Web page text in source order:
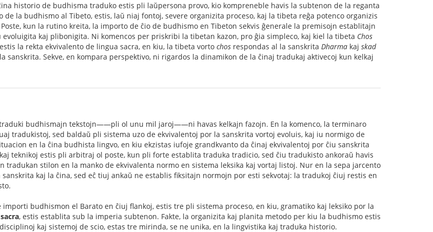
historio de budhisma traduko estis pli laŭpersona provo, kio kompreneble havis la subtenon de la reganta
de la budhismo al Tibeto, estis, laŭ niaj fontoj, severe organizita proceso, kaj la tibeta reĝa potenco organizis
kun la rutino kreita, la importo de ĉio de budhismo en Tibeton sekvis ĝenerale la premisojn establitajn
evoluigita kaj plibonigita. Ni komencos per priskribi la tibetan kazon, pro ĝia simpleco, kaj kiel la tibeta Chos
la rekta ekvivalento de lingua sacra, en kiu, la tibeta vorto chos respondas al la sanskrita Dharma kaj skad
sanskrita. Sekve, en kompara perspektivo, ni rigardos la dinamikon de la ĉinaj tradukaj aktivecoj kun kelkaj
budhismajn tekstojn——pli ol unu mil jaroj——ni havas kelkajn fazojn. En la komenco, la terminaro
tradukistoj, sed baldaŭ pli sistema uzo de ekvivalentoj por la sanskrita vortoj evoluis, kaj iu normigo de
en la ĉina budhista lingvo, en kiu ekzistas iufoje grandkvanto da ĉinaj ekvivalentoj por ĉiu sanskrita
teknikoj estis pli arbitraj ol poste, kun pli forte establita traduka tradicio, sed ĉiu tradukisto ankoraŭ havis
tradukan stilon en la manko de ekvivalenta normo en sistema leksika kaj vortaj listoj. Nur en la sepa jarcento
kaj la ĉina, sed eĉ tiuj ankaŭ ne establis fiksitajn normojn por esti sekvotaj: la tradukoj ĉiuj restis en
budhismon el Barato en ĉiuj flankoj, estis tre pli sistema proceso, en kiu, gramatiko kaj leksiko por la
, estis establita sub la imperia subtenon. Fakte, la organizita kaj planita metodo per kiu la budhismo estis
kaj sistemoj de scio, estas tre mirinda, se ne unika, en la lingvistika kaj traduka historio.